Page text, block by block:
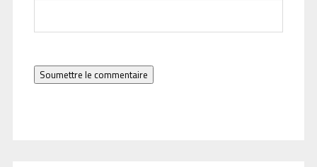
Soumettre le commentaire